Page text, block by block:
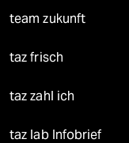
team zukunft
taz frisch
taz zahl ich
taz lab Infobrief